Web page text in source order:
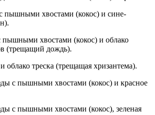
пышными хвостами (кокос) и сине-
пышными хвостами (кокос) и облако
(трещащий дождь).
облако треска (трещащая хризантема).
с пышными хвостами (кокос) и красное
с пышными хвостами (кокос), зеленая